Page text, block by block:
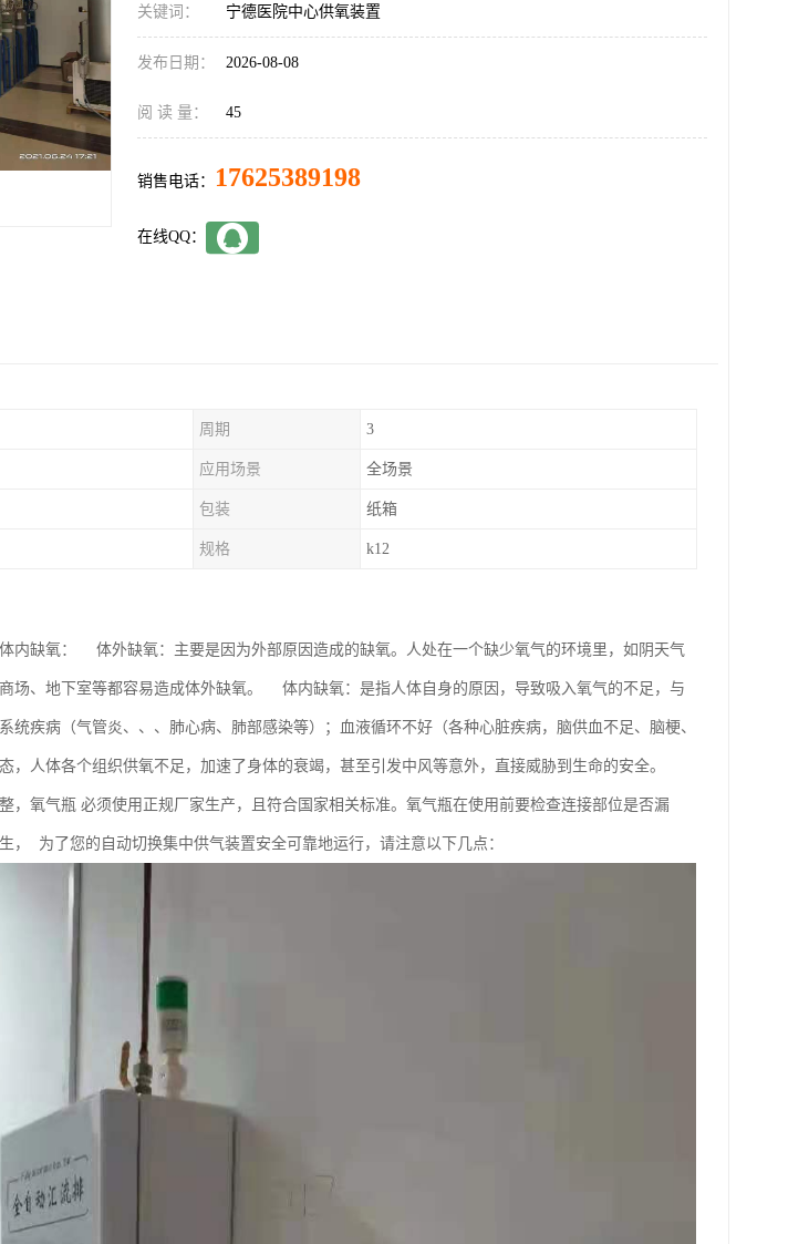
关键词： 宁德医院中心供氧装置
发布日期： 2026-08-08
阅 读 量： 45
销售电话： 17625389198
在线QQ：
周期 3
应用场景 全场景
包装 纸箱
规格 k12
内缺氧： 体外缺氧：主要是因为外部原因造成的缺氧。人处在一个缺少氧气的环境里，如阴天气
场、地下室等都容易造成体外缺氧。 体内缺氧：是指人体自身的原因，导致吸入氧气的不足，与
统疾病（气管炎、、、肺心病、肺部感染等）；血液循环不好（各种心脏疾病，脑供血不足、脑梗、
，人体各个组织供氧不足，加速了身体的衰竭，甚至引发中风等意外，直接威胁到生命的安全。
，氧气瓶 必须使用正规厂家生产，且符合国家相关标准。氧气瓶在使用前要检查连接部位是否漏
， 为了您的自动切换集中供气装置安全可靠地运行，请注意以下几点：